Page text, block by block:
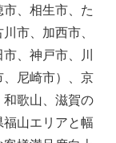
、相生市、た
市、加西市、
、神戸市、川
尼崎市）、京
歌山、滋賀の
山エリアと幅